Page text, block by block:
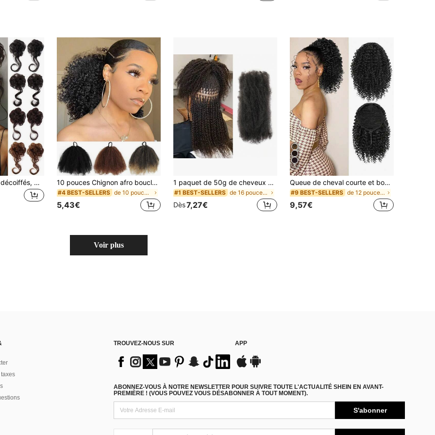
2 pièces Chignons décoiffés, Coiffure chignon ébouriffé, Avec extensions de chignon bouclé, Accessoires de chignon bouclé et ondulé synthétique, Élastiques à cheveux pour femmes 10 pouces Chignon afro bouclé crépus synthétique, Chignon afro tressé noir, Chouchou élastique pour chignon
#4 BEST-SELLERS de 10 pouces Extensions synthétiques
5,43€
1 paquet de 50g de cheveux bruns Afro Kinkys en vrac de 12/16 pouces pour extensions de tresses Kinkys. Cheveux torsadés souples pour réparer les locks, les micro-tresses/tresses Marley. Cheveux synthétiques pour femmes et hommes.
#1 BEST-SELLERS de 16 pouces Extensions synthétiques
Dès7,27€
5
Queue de cheval courte et bouclée à la mode, 12 pouces, naturelle avec cordon de serrage, 2 clips, fibre synthétique pour femmes africaines
#9 BEST-SELLERS de 12 pouces Extensions synthétiques
9,57€
Voir plus
taxes
TROUVEZ-NOUS SUR APP
ABONNEZ-VOUS À NOTRE NEWSLETTER POUR SUIVRE TOUTE L'ACTUALITÉ SHEIN EN AVANT-
PREMIÈRE ! (VOUS POUVEZ VOUS DÉSABONNER À TOUT MOMENT).
S'abonner